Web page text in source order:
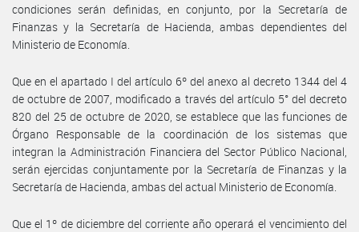
condiciones serán definidas, en conjunto, por la Secretaría de
Finanzas y la Secretaría de Hacienda, ambas dependientes del
Ministerio de Economía.
Que en el apartado I del artículo 6º del anexo al decreto 1344 del 4
de octubre de 2007, modificado a través del artículo 5° del decreto
820 del 25 de octubre de 2020, se establece que las funciones de
Órgano Responsable de la coordinación de los sistemas que
integran la Administración Financiera del Sector Público Nacional,
serán ejercidas conjuntamente por la Secretaría de Finanzas y la
Secretaría de Hacienda, ambas del actual Ministerio de Economía.
Que el 1º de diciembre del corriente año operará el vencimiento del